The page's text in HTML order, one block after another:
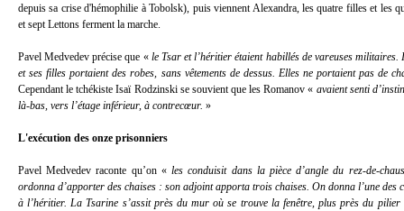
depuis sa crise d'hémophilie à Tobolsk), puis viennent Alexandra, les quatre filles et les
et sept Lettons ferment la marche.
Pavel Medvedev précise que « le Tsar et l’héritier étaient habillés de vareuses
et ses filles portaient des robes, sans vêtements de dessus. Elles ne portaient pas de
Cependant le tchékiste Isaï Rodzinski se souvient que les Romanov « avaient senti
là-bas, vers l’étage inférieur, à contrecœur. »
L'exécution des onze prisonniers
Pavel Medvedev raconte qu’on «les conduisit dans la pièce d’angle du rez-de-
ordonna d’apporter des chaises : son adjoint apporta trois chaises. On donna l’une des
à l’héritier. La Tsarine s’assit près du mur où se trouve la fenêtre, plus près du